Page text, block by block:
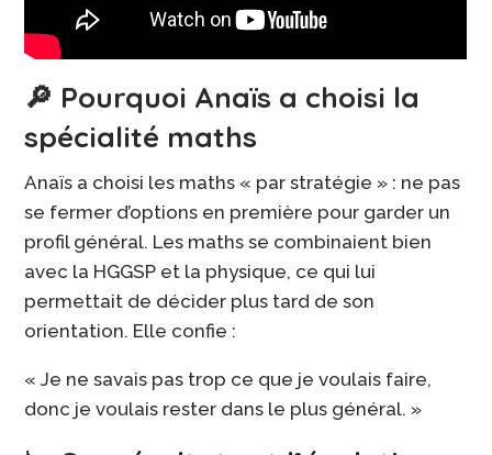
🔎 Pourquoi Anaïs a choisi la
spécialité maths
Anaïs a choisi les maths « par stratégie » : ne pas
se fermer d’options en première pour garder un
profil général. Les maths se combinaient bien
avec la HGGSP et la physique, ce qui lui
permettait de décider plus tard de son
orientation. Elle confie :
« Je ne savais pas trop ce que je voulais faire,
donc je voulais rester dans le plus général. »